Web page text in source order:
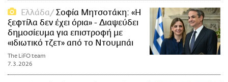
Ελλάδα
Σοφία Μητσοτάκη: «Η
ξεφτίλα δεν έχει όρια» - Διαψεύδει
δημοσίευμα για επιστροφή με
«ιδιωτικό τζετ» από το Ντουμπάι
The LiFO team
7.3.2026